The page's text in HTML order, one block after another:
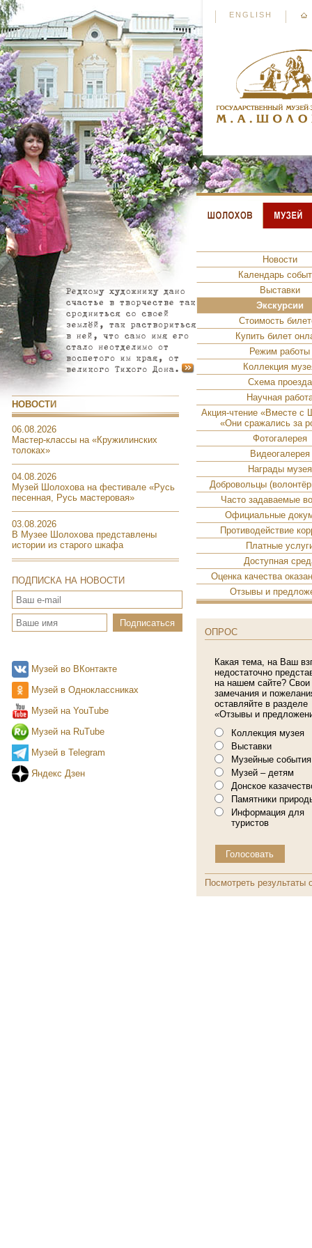
ENGLISH
НОВОСТИ
06.08.2026
Мастер-классы на «Кружилинских
толоках»
04.08.2026
Музей Шолохова на фестивале «Русь
песенная, Русь мастеровая»
03.08.2026
В Музее Шолохова представлены
истории из старого шкафа
ПОДПИСКА НА НОВОСТИ
Музей во ВКонтакте
Музей в Одноклассниках
Музей на YouTube
Музей на RuTube
Музей в Telegram
Яндекс Дзен
Новости
Календарь
Выставки
Экскурсии
Стоимость
Купить билет
Режим работы
Коллекция
Схема проезда
Научная
Акция-чтение «Вместе с
«Они сражались за
Фотогалерея
Видеогалерея
Награды музея
Добровольцы
Часто задаваемые
Официальные
Противодействие
Платные
Доступная
Оценка качества
Отзывы и
ОПРОС
Какая тема, на Ваш
недостаточно
на нашем сайте? Свои
замечания и
оставляйте в разделе
«Отзывы и
Коллекция музея
Выставки
Музейные события
Музей – детям
Донское
Памятники
Информация для
туристов
Посмотреть результаты